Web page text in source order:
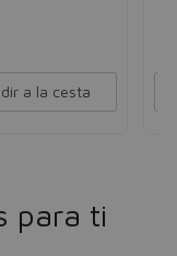
a la cesta
para ti